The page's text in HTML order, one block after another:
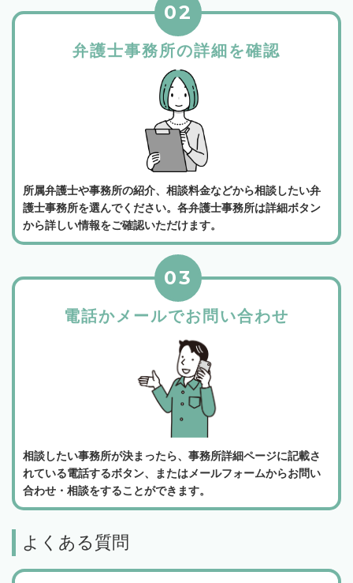
弁護士事務所の詳細を確認
02
所属弁護士や事務所の紹介、相談料金などから相談したい弁
護士事務所を選んでください。各弁護士事務所は詳細ボタン
から詳しい情報をご確認いただけます。
電話かメールでお問い合わせ
03
相談したい事務所が決まったら、事務所詳細ページに記載さ
れている電話するボタン、またはメールフォームからお問い
合わせ・相談をすることができます。
よくある質問